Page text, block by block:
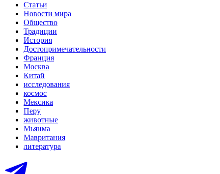
Статьи
Новости мира
Общество
Традиции
История
Достопримечательности
Франция
Москва
Китай
исследования
космос
Мексика
Перу
животные
Мьянма
Мавритания
литература